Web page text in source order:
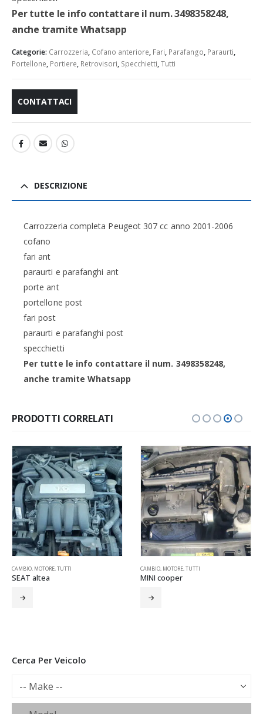
Per tutte le info contattare il num. 3498358248,
anche tramite Whatsapp
Categorie: Carrozzeria, Cofano anteriore, Fari, Parafango, Paraurti,
Portellone, Portiere, Retrovisori, Specchietti,Tutti
CONTATTACI
DESCRIZIONE
Carrozzeria completa Peugeot 307 cc anno 2001-2006
cofano
fari ant
paraurti e parafanghi ant
porte ant
portellone post
fari post
paraurti e parafanghi post
specchietti
Per tutte le info contattare il num. 3498358248,
anche tramite Whatsapp
PRODOTTI CORRELATI
CAMBIO, MOTORE,TUTTI
MINI cooper
MOTORE, TUTTI
ALFA ROMEO mito
Cerca Per Veicolo